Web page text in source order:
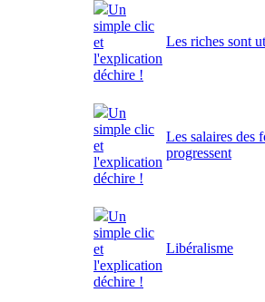
Un
simple clic
et
l'explication
déchire !
Les riches sont
Un
simple clic
et
l'explication
déchire !
Les salaires des
progressent
Un
simple clic
et
l'explication
déchire !
Libéralisme